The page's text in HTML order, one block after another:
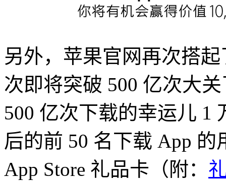
另外，苹果官网再次搭
次即将突破 500 亿次大
500 亿次下载的幸运儿 1
后的前 50 名下载 App
App Store 礼品卡（附：